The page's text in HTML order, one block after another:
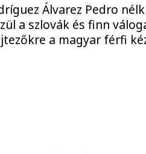
Álvarez Pedro
a szlovák és finn
a magyar férfi